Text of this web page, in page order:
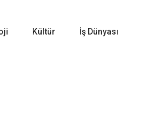
Kültür İş Dünyası